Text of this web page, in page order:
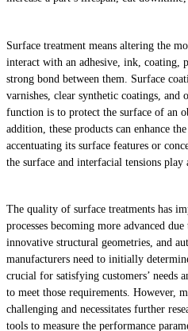
Surface treatment means altering the
interact with an adhesive, ink, coating,
strong bond between them. Surface
varnishes, clear synthetic coatings,
function is to protect the surface of an
addition, these products can enhance
accentuating its surface features or
the surface and interfacial tensions
The quality of surface treatments has
processes becoming more advanced
innovative structural geometries, and
manufacturers need to initially
crucial for satisfying customers’ needs
to meet those requirements. However,
challenging and necessitates further
tools to measure the performance